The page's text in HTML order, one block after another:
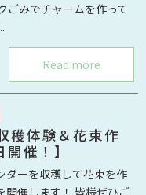
ごみでチャームを作って
Read more
穫体験＆花束作
催！】
ダーを収穫して花束を作